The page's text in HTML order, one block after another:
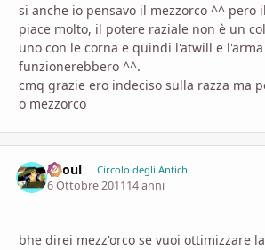
si anche io pensavo il mezzorco ^^ pero
piace molto, il potere raziale non è un
uno con le corna e quindi l'atwill e
funzionerebbero ^^.
cmq grazie ero indeciso sulla razza ma
o mezzorco
Zhoul Circolo degli Antichi
6 Ottobre 201114 anni
bhe direi mezz'orco se vuoi ottimizzare